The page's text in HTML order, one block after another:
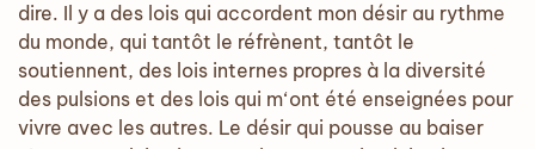
dire. Il y a des lois qui accordent mon désir au rythme
du monde, qui tantôt le réfrènent, tantôt le
soutiennent, des lois internes propres à la diversité
des pulsions et des lois qui m‘ont été enseignées pour
vivre avec les autres. Le désir qui pousse au baiser